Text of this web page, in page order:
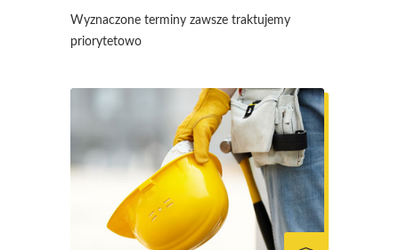
Wyznaczone terminy zawsze traktujemy
priorytetowo